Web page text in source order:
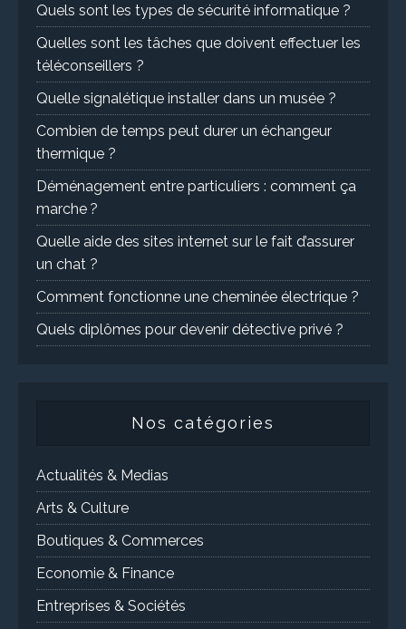
Quels sont les types de sécurité informatique ?
Quelles sont les tâches que doivent effectuer les
téléconseillers ?
Quelle signalétique installer dans un musée ?
Combien de temps peut durer un échangeur
thermique ?
Déménagement entre particuliers : comment ça
marche ?
Quelle aide des sites internet sur le fait d’assurer
un chat ?
Comment fonctionne une cheminée électrique ?
Quels diplômes pour devenir détective privé ?
Nos catégories
Actualités & Medias
Arts & Culture
Boutiques & Commerces
Economie & Finance
Entreprises & Sociétés